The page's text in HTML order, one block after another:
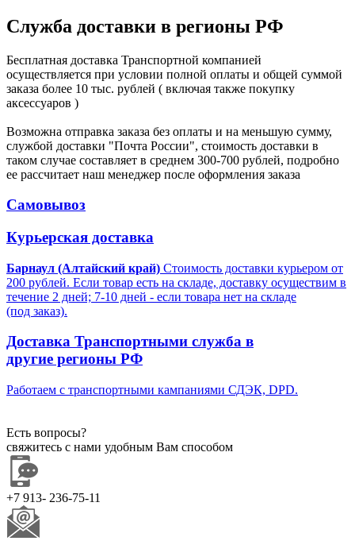
Служба доставки в регионы РФ
Бесплатная доставка Транспортной компанией
осуществляется при условии полной оплаты и общей суммой
заказа более 10 тыс. рублей ( включая также покупку
аксессуаров )
Возможна отправка заказа без оплаты и на меньшую сумму,
службой доставки "Почта России", стоимость доставки в
таком случае составляет в среднем 300-700 рублей, подробно
ее рассчитает наш менеджер после оформления заказа
Самовывоз
Курьерская доставка
Барнаул (Алтайский край) Стоимость доставки курьером от
200 рублей. Если товар есть на складе, доставку осуществим в
течение 2 дней; 7-10 дней - если товара нет на складе
(под заказ).
Доставка Транспортными служба в
другие регионы РФ
Работаем с транспортными кампаниями СДЭК, DPD.
Есть вопросы?
свяжитесь с нами удобным Вам способом
+7 913- 236-75-11